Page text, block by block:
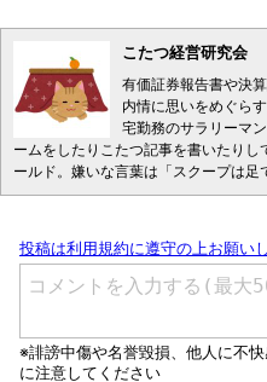
こたつ経営研究会
有価証券報告書や決
内情に思いをめぐら
宅勤務のサラリーマ
ームをしたりこたつ記事を書いたり
ールド。嫌いな言葉は「スクープは足